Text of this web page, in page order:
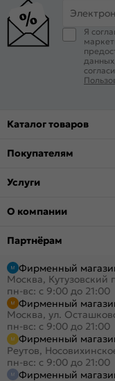
Я
Каталог товаров
Покупателям
Услуги
О компании
Партнёрам
Фирменный
Москва, Кутузовский
пн-вс: с 9:00 до 21:00
Фирменный
Москва, ул.
пн-вс: с 9:00 до 21:00
Фирменный
Реутов,
пн-вс: с 9:00 до 21:00
Фирменный